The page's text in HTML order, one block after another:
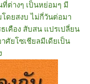
ต่างๆ เป็นหย่อมๆ มี
ดยสงบ ไม่กี่วันต่อมา
เคือง สับสน แปรเปลี่ยน
ศัยโซเชียลมีเดียเป็น